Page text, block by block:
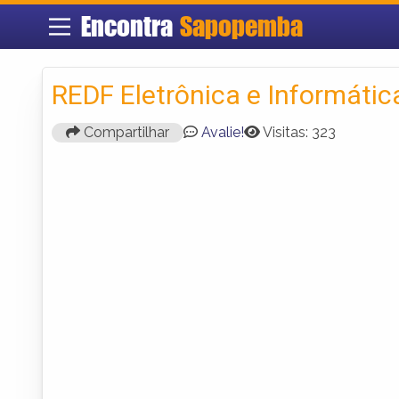
Encontra Sapopemba
REDF Eletrônica e
Compartilhar Avalie! Visitas: 323